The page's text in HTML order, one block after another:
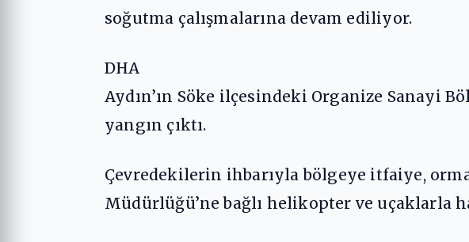
soğutma çalışmalarına devam ediliyor.
DHA
Aydın’ın Söke ilçesindeki Organize Sanayi
yangın çıktı.
Çevredekilerin ihbarıyla bölgeye itfaiye,
Müdürlüğü’ne bağlı helikopter ve uçaklarla